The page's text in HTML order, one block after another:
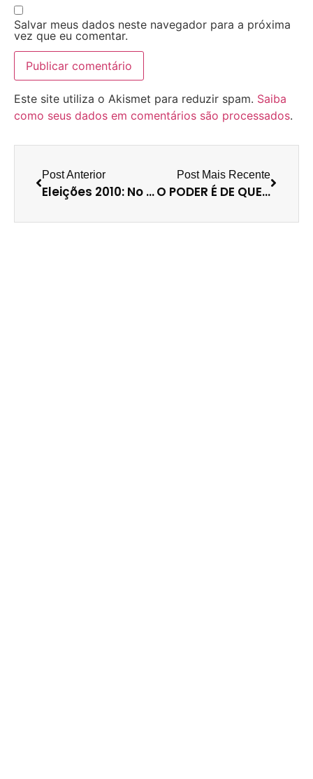
Salvar meus dados neste navegador para a próxima
vez que eu comentar.
Este site utiliza o Akismet para reduzir spam. Saiba
como seus dados em comentários são processados.
Post Anterior
Eleições 2010: No Roubolation!!
Post Mais Recente
O PODER É DE QUEM? EPISÓDIO 8